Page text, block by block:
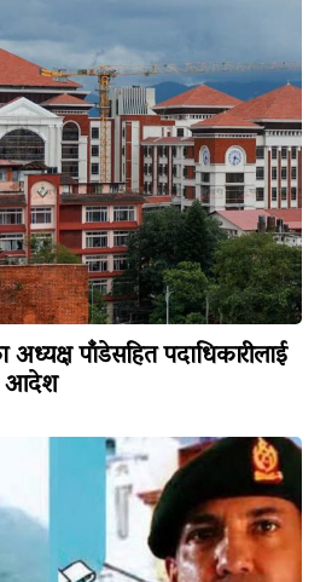
पाँडेसहित पदाधिकारीलाई
आदेश